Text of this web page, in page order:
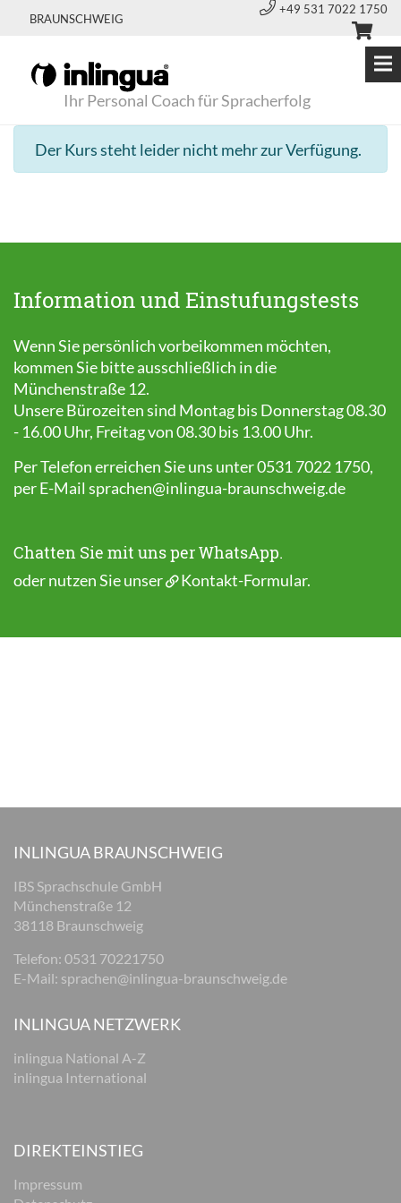
BRAUNSCHWEIG
+49 531 7022 1750
Ihr Personal Coach für Spracherfolg
Der Kurs steht leider nicht mehr zur Verfügung.
Information und Einstufungstests
Wenn Sie persönlich vorbeikommen möchten,
kommen Sie bitte ausschließlich in die
Münchenstraße 12.
Unsere Bürozeiten sind Montag bis Donnerstag 08.30
- 16.00 Uhr, Freitag von 08.30 bis 13.00 Uhr.
Per Telefon erreichen Sie uns unter 0531 7022 1750,
per E-Mail sprachen@inlingua-braunschweig.de
Chatten Sie mit uns per WhatsApp.
oder nutzen Sie unser Kontakt-Formular.
INLINGUA BRAUNSCHWEIG
IBS Sprachschule GmbH
Münchenstraße 12
38118 Braunschweig
Telefon: 0531 70221750
E-Mail: sprachen@inlingua-braunschweig.de
INLINGUA NETZWERK
inlingua National A-Z
inlingua International
DIREKTEINSTIEG
Impressum